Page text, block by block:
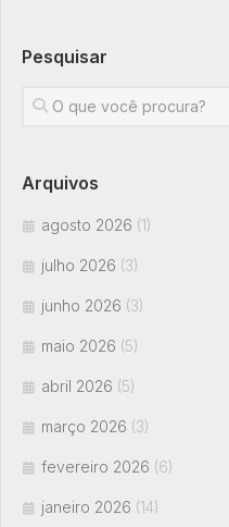
Pesquisar
Arquivos
agosto 2026 (1)
julho 2026 (3)
junho 2026 (3)
maio 2026 (5)
abril 2026 (5)
março 2026 (3)
fevereiro 2026 (6)
janeiro 2026 (14)